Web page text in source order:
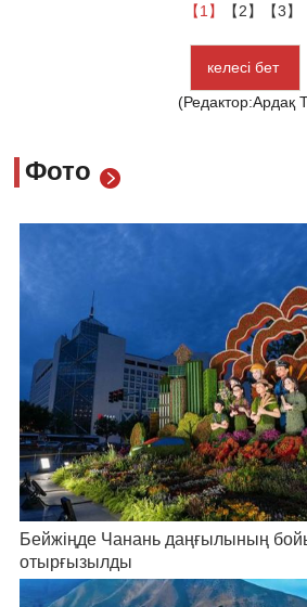
【1】 【2】 【3】
келесі бет
(Редактор:Ардақ
Фото
Бейжіңде Чанань даңғылының
отырғызылды